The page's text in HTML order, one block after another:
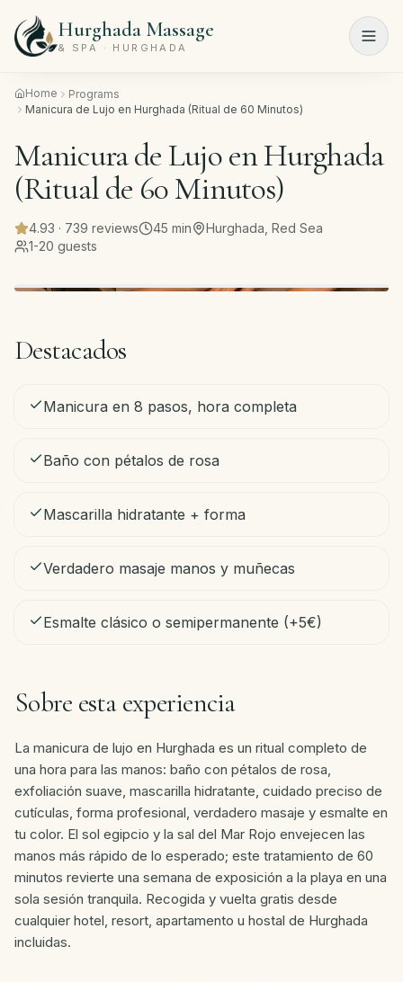
Hurghada Massage
& SPA · HURGHADA
Menu
Inicio
Programas
Spa
de
belleza
Tarifas
Sobre
nosotros
Contacto
ES
WhatsApp
Home
Programs
Manicura de Lujo en Hurghada (Ritual de 60 Minutos)
Manicura de Lujo en Hurghada
(Ritual de 60 Minutos)
4.93 · 739 reviews 45 min
Hurghada, Red Sea
1-20 guests
Destacados
Manicura en 8 pasos, hora completa
Baño con pétalos de rosa
Mascarilla hidratante + forma
Verdadero masaje manos y muñecas
Esmalte clásico o semipermanente (+5€)
Sobre esta experiencia
La manicura de lujo en Hurghada es un ritual completo de
una hora para las manos: baño con pétalos de rosa,
exfoliación suave, mascarilla hidratante, cuidado preciso de
cutículas, forma profesional, verdadero masaje y esmalte en
tu color. El sol egipcio y la sal del Mar Rojo envejecen las
manos más rápido de lo esperado; este tratamiento de 60
minutos revierte una semana de exposición a la playa en una
sola sesión tranquila. Recogida y vuelta gratis desde
cualquier hotel, resort, apartamento u hostal de Hurghada
incluidas.